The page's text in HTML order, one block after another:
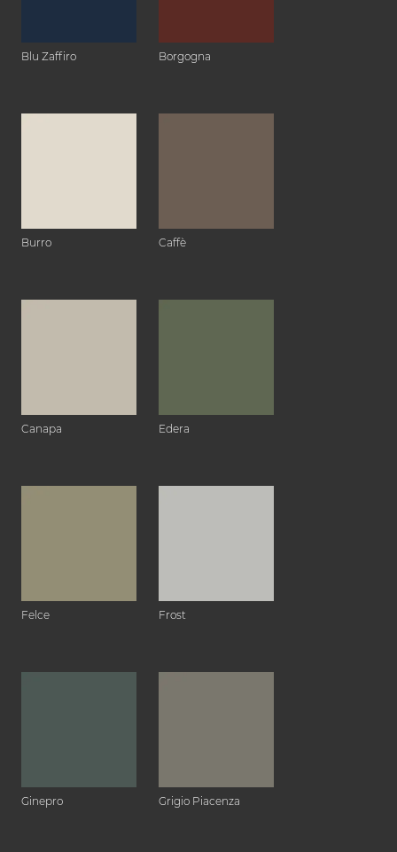
Blu Zaffiro Borgogna
Burro Caffè
Canapa Edera
Felce Frost
Ginepro Grigio Piacenza